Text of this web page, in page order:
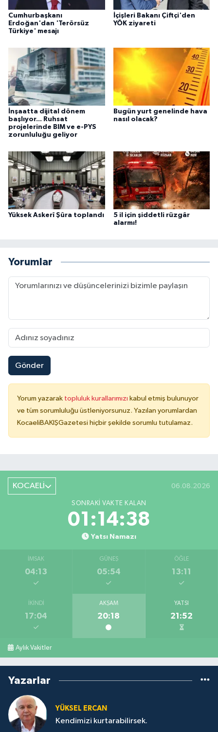
Cumhurbaşkanı
Erdoğan'dan 'Terörsüz
Türkiye' mesajı
İçişleri Bakanı Çiftçi'den
YÖK ziyareti
İnşaatta dijital dönem
başlıyor... Ruhsat
projelerinde BIM ve e-PYS
zorunluluğu geliyor
Bugün yurt genelinde hava
nasıl olacak?
Yüksek Askerî Şûra toplandı
5 il için şiddetli rüzgâr
alarmı!
Yorumlar
Gönder
Yorum yazarak topluluk kurallarımızı kabul etmiş bulunuyor
ve tüm sorumluluğu üstleniyorsunuz. Yazılan yorumlardan
KocaeliBAKIŞGazetesi hiçbir şekilde sorumlu tutulamaz.
KOCAELİ 06.08.2026
SONRAKI VAKTE KALAN
01:14:37
Yatsı Namazı
İMSAK
04:13
GÜNEŞ
05:54
ÖĞLE
13:11
İKINDI
17:04
AKŞAM
20:18
YATSI
21:52
Aylık Vakitler
Yazarlar
YÜKSEL ERCAN
Kendimizi kurtarabilirsek.